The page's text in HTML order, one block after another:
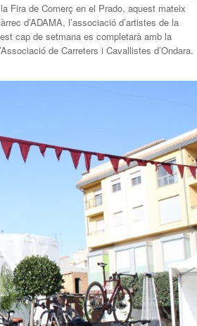
Fira de Comerç en el Prado, aquest mateix
d’ADAMA, l’associació d’artistes de la
cap de setmana es completarà amb la
de Carreters i Cavallistes d’Ondara.